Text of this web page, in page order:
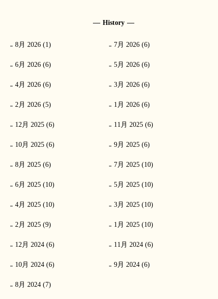
History
8月 2026 (1) 7月 2026 (6)
6月 2026 (6) 5月 2026 (6)
4月 2026 (6) 3月 2026 (6)
2月 2026 (5) 1月 2026 (6)
12月 2025 (6) 11月 2025 (6)
10月 2025 (6) 9月 2025 (6)
8月 2025 (6) 7月 2025 (10)
6月 2025 (10) 5月 2025 (10)
4月 2025 (10) 3月 2025 (10)
2月 2025 (9) 1月 2025 (10)
12月 2024 (6) 11月 2024 (6)
10月 2024 (6) 9月 2024 (6)
8月 2024 (7)